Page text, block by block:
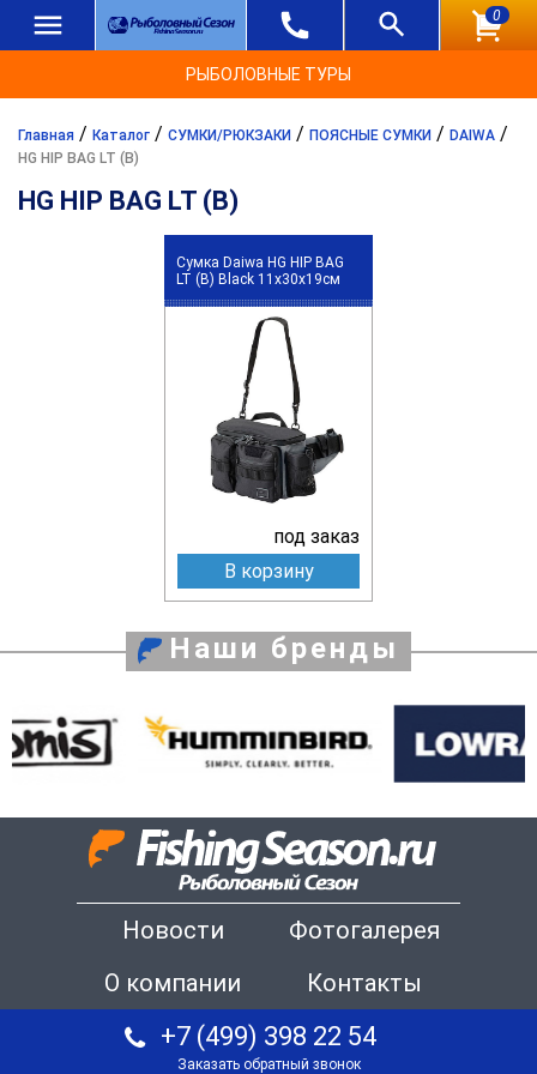
0
РЫБОЛОВНЫЕ ТУРЫ
Главная / Каталог / СУМКИ/РЮКЗАКИ / ПОЯСНЫЕ СУМКИ / DAIWA /
HG HIP BAG LT (B)
HG HIP BAG LT (B)
Сумка Daiwa HG HIP BAG
LT (B) Black 11x30x19см
под заказ
В корзину
Наши бренды
Новости
Фотогалерея
О компании
Контакты
+7 (499) 398 22 54
Заказать обратный звонок